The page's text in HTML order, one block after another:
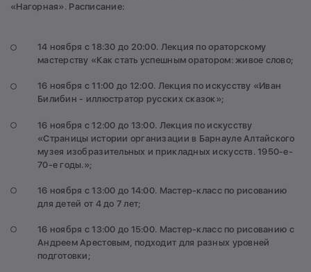
«Нагорная». Расписание:
14 ноября c 18:30 до 20:00. Лекция по ораторскому
мастерству «Как стать успешным оратором: живое слово;
16 ноября c 11:00 до 12:00. Лекция по искусству «Иван
Билибин - иллюстратор русских сказок»;
16 ноября c 12:00 до 13:00. Лекция по искусству
«Страницы истории организации в Барнауле Алтайского
музея изобразительных и прикладных искусств. 1950-е-
70-е годы.»;
16 ноября c 13:00 до 14:00. Мастер-класс по рисованию
для детей от 4 до 7 лет;
16 ноября c 13:00 до 15:00. Мастер-класс по рисованию с
Андреем Арестовым, подходит для разных уровней
подготовки;